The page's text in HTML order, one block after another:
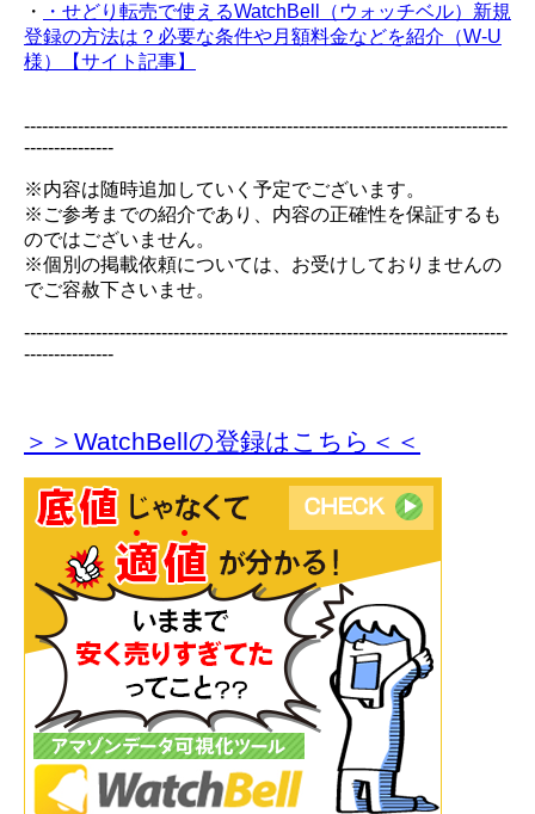
・
・せどり転売で使えるWatchBell（ウォッチベル）新規
登録の方法は？必要な条件や月額料金などを紹介（W-U
様）【サイト記事】
---------------------------------------------------------------------------------
---------------
※内容は随時追加していく予定でございます。
※ご参考までの紹介であり、内容の正確性を保証するも
のではございません。
※個別の掲載依頼については、お受けしておりませんの
でご容赦下さいませ。
---------------------------------------------------------------------------------
---------------
＞＞WatchBellの登録はこちら＜＜